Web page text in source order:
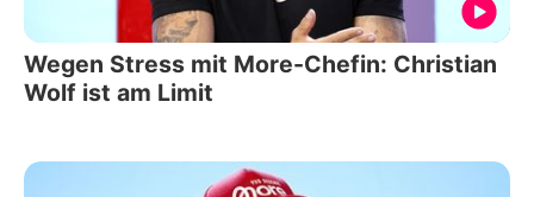
Wegen Stress mit More-Chefin: Christian
Wolf ist am Limit